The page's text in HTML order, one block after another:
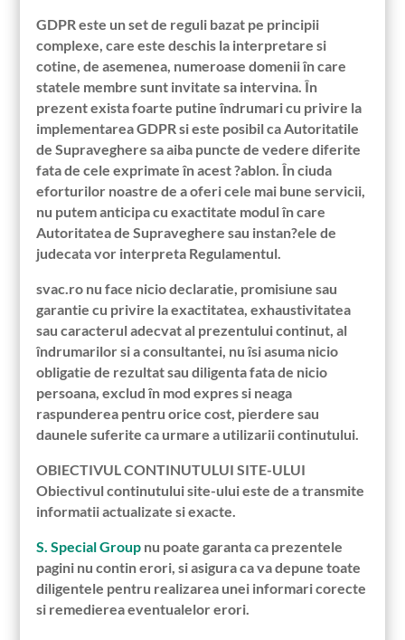
GDPR este un set de reguli bazat pe principii
complexe, care este deschis la interpretare si
cotine, de asemenea, numeroase domenii în care
statele membre sunt invitate sa intervina. În
prezent exista foarte putine îndrumari cu privire la
implementarea GDPR si este posibil ca Autoritatile
de Supraveghere sa aiba puncte de vedere diferite
fata de cele exprimate în acest ?ablon. În ciuda
eforturilor noastre de a oferi cele mai bune servicii,
nu putem anticipa cu exactitate modul în care
Autoritatea de Supraveghere sau instan?ele de
judecata vor interpreta Regulamentul.
svac.ro nu face nicio declaratie, promisiune sau
garantie cu privire la exactitatea, exhaustivitatea
sau caracterul adecvat al prezentului continut, al
îndrumarilor si a consultantei, nu îsi asuma nicio
obligatie de rezultat sau diligenta fata de nicio
persoana, exclud în mod expres si neaga
raspunderea pentru orice cost, pierdere sau
daunele suferite ca urmare a utilizarii continutului.
OBIECTIVUL CONTINUTULUI SITE-ULUI
Obiectivul continutului site-ului este de a transmite
informatii actualizate si exacte.
S. Special Group nu poate garanta ca prezentele
pagini nu contin erori, si asigura ca va depune toate
diligentele pentru realizarea unei informari corecte
si remedierea eventualelor erori.